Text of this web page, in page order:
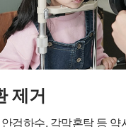
제거
검하수, 각막혼탁 등 약